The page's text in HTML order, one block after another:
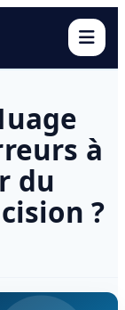
à
du
?